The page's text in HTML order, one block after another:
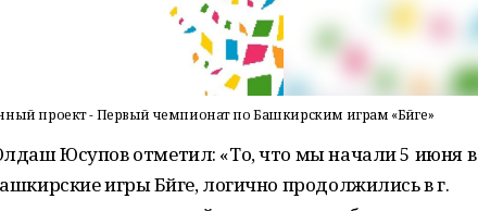
проект - Первый чемпионат по Башкирским играм «Бәйге»
Юсупов отметил: «То, что мы начали 5 июня в
игры Бәйге, логично продолжились в г.